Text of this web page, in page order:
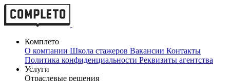
Комплето
О компании Школа стажеров Вакансии Контакты
Политика конфиденциальности Реквизиты агентства
Услуги
Отраслевые решения